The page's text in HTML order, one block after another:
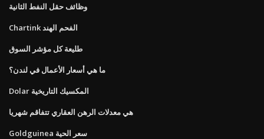
وظائف حقل النفط الثانية
Chartink الفحم الهند
طليعة كل مؤشر السوق
ما هي أسعار الأعمال في لندن؟
Dolar المكسيك التاريخية
هي معدلات الرهن العقاري تتفاقم شهريا
Goldguinea سعر الحية